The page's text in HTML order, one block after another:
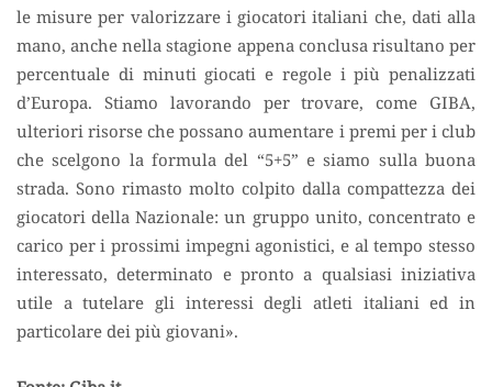
le misure per valorizzare i giocatori italiani che, dati alla
mano, anche nella stagione appena conclusa risultano per
percentuale di minuti giocati e regole i più penalizzati
d’Europa. Stiamo lavorando per trovare, come GIBA,
ulteriori risorse che possano aumentare i premi per i club
che scelgono la formula del “5+5” e siamo sulla buona
strada. Sono rimasto molto colpito dalla compattezza dei
giocatori della Nazionale: un gruppo unito, concentrato e
carico per i prossimi impegni agonistici, e al tempo stesso
interessato, determinato e pronto a qualsiasi iniziativa
utile a tutelare gli interessi degli atleti italiani ed in
particolare dei più giovani».